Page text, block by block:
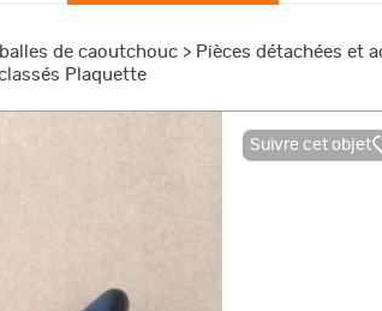
de caoutchouc > Pièces détachées et
Plaquette
Suivre cet objet